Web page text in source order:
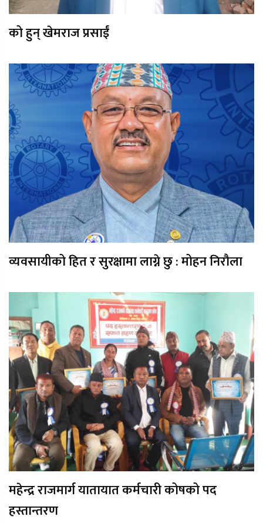
को हुन् खेमराज प्रसाईं
व्यवसायीको हित र सुरक्षामा लाग्ने छु : मोहन निरौला
महेन्द्र राजमार्ग यातायात कर्मचारी कोषको पद
हस्तान्तरण